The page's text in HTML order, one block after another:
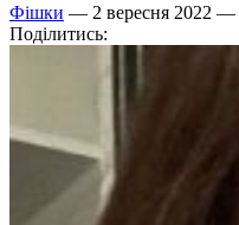
Фішки — 2 вересня 2022 —
Поділитись: